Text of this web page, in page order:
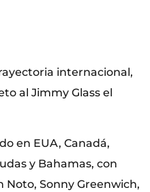
internacional,
al Jimmy Glass el
en EUA, Canadá,
y Bahamas, con
Noto, Sonny Greenwich,